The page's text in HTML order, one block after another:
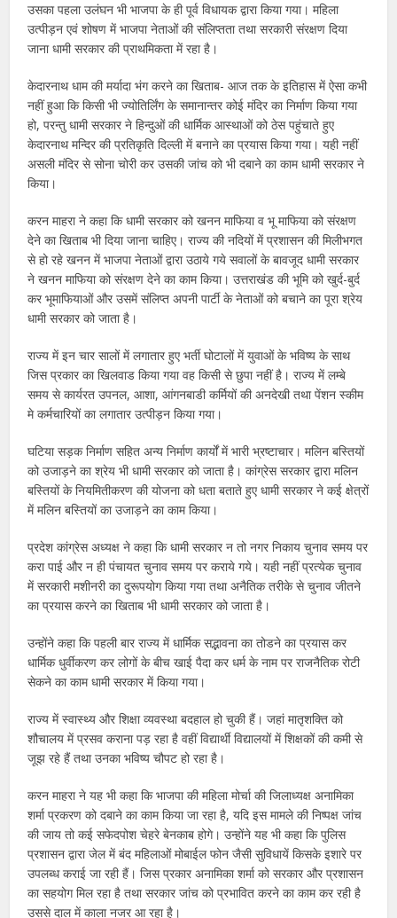
उसका पहला उलंघन भी भाजपा के ही पूर्व विधायक द्वारा किया गया। महिला
उत्पीड़न एवं शोषण में भाजपा नेताओं की संलिप्तता तथा सरकारी संरक्षण दिया
जाना धामी सरकार की प्राथमिकता में रहा है।
केदारनाथ धाम की मर्यादा भंग करने का खिताब- आज तक के इतिहास में ऐसा कभी
नहीं हुआ कि किसी भी ज्योतिर्लिंग के समानान्तर कोई मंदिर का निर्माण किया गया
हो, परन्तु धामी सरकार ने हिन्दुओं की धार्मिक आस्थाओं को ठेस पहुंचाते हुए
केदारनाथ मन्दिर की प्रतिकृति दिल्ली में बनाने का प्रयास किया गया। यही नहीं
असली मंदिर से सोना चोरी कर उसकी जांच को भी दबाने का काम धामी सरकार ने
किया।
करन माहरा ने कहा कि धामी सरकार को खनन माफिया व भू माफिया को संरक्षण
देने का खिताब भी दिया जाना चाहिए। राज्य की नदियों में प्रशासन की मिलीभगत
से हो रहे खनन में भाजपा नेताओं द्वारा उठाये गये सवालों के बावजूद धामी सरकार
ने खनन माफिया को संरक्षण देने का काम किया। उत्तराखंड की भूमि को खुर्द-बुर्द
कर भूमाफियाओं और उसमें संलिप्त अपनी पार्टी के नेताओं को बचाने का पूरा श्रेय
धामी सरकार को जाता है।
राज्य में इन चार सालों में लगातार हुए भर्ती घोटालों में युवाओं के भविष्य के साथ
जिस प्रकार का खिलवाड किया गया वह किसी से छुपा नहीं है। राज्य में लम्बे
समय से कार्यरत उपनल, आशा, आंगनबाडी कर्मियों की अनदेखी तथा पेंशन स्कीम
मे कर्मचारियों का लगातार उत्पीड़न किया गया।
घटिया सड़क निर्माण सहित अन्य निर्माण कार्यों में भारी भ्रष्टाचार। मलिन बस्तियों
को उजाड़ने का श्रेय भी धामी सरकार को जाता है। कांग्रेस सरकार द्वारा मलिन
बस्तियों के नियमितीकरण की योजना को धता बताते हुए धामी सरकार ने कई क्षेत्रों
में मलिन बस्तियों का उजाड़ने का काम किया।
प्रदेश कांग्रेस अध्यक्ष ने कहा कि धामी सरकार न तो नगर निकाय चुनाव समय पर
करा पाई और न ही पंचायत चुनाव समय पर कराये गये। यही नहीं प्रत्येक चुनाव
में सरकारी मशीनरी का दुरूपयोग किया गया तथा अनैतिक तरीके से चुनाव जीतने
का प्रयास करने का खिताब भी धामी सरकार को जाता है।
उन्होंने कहा कि पहली बार राज्य में धार्मिक सद्भावना का तोडने का प्रयास कर
धार्मिक धुर्वीकरण कर लोगों के बीच खाई पैदा कर धर्म के नाम पर राजनैतिक रोटी
सेकने का काम धामी सरकार में किया गया।
राज्य में स्वास्थ्य और शिक्षा व्यवस्था बदहाल हो चुकी हैं। जहां मातृशक्ति को
शौचालय में प्रसव कराना पड़ रहा है वहीं विद्यार्थी विद्यालयों में शिक्षकों की कमी से
जूझ रहे हैं तथा उनका भविष्य चौपट हो रहा है।
करन माहरा ने यह भी कहा कि भाजपा की महिला मोर्चा की जिलाध्यक्ष अनामिका
शर्मा प्रकरण को दबाने का काम किया जा रहा है, यदि इस मामले की निष्पक्ष जांच
की जाय तो कई सफेदपोश चेहरे बेनकाब होगे। उन्होंने यह भी कहा कि पुलिस
प्रशासन द्वारा जेल में बंद महिलाओं मोबाईल फोन जैसी सुविधायें किसके इशारे पर
उपलब्ध कराई जा रही हैं। जिस प्रकार अनामिका शर्मा को सरकार और प्रशासन
का सहयोग मिल रहा है तथा सरकार जांच को प्रभावित करने का काम कर रही है
उससे दाल में काला नजर आ रहा है।